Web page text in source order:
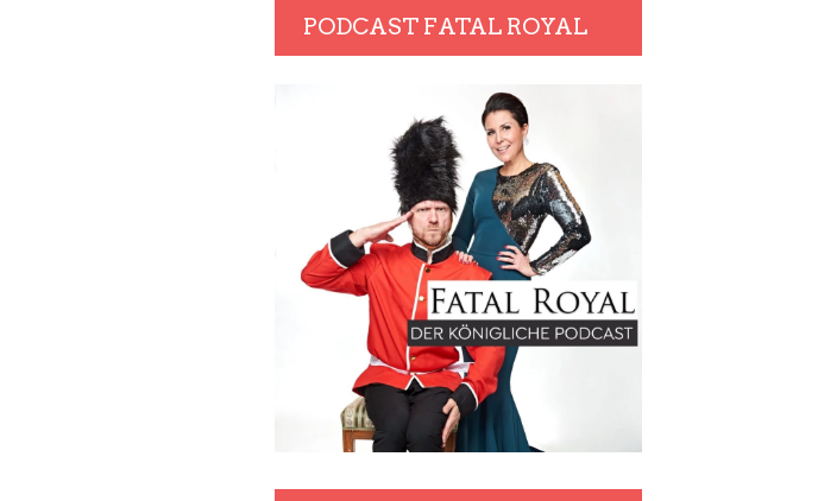
PODCAST FATAL ROYAL